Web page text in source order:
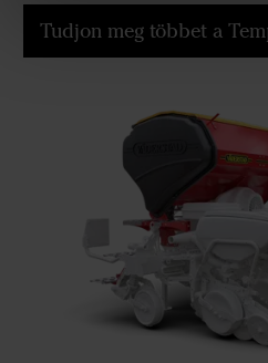
Tudjon meg többet a Tempo